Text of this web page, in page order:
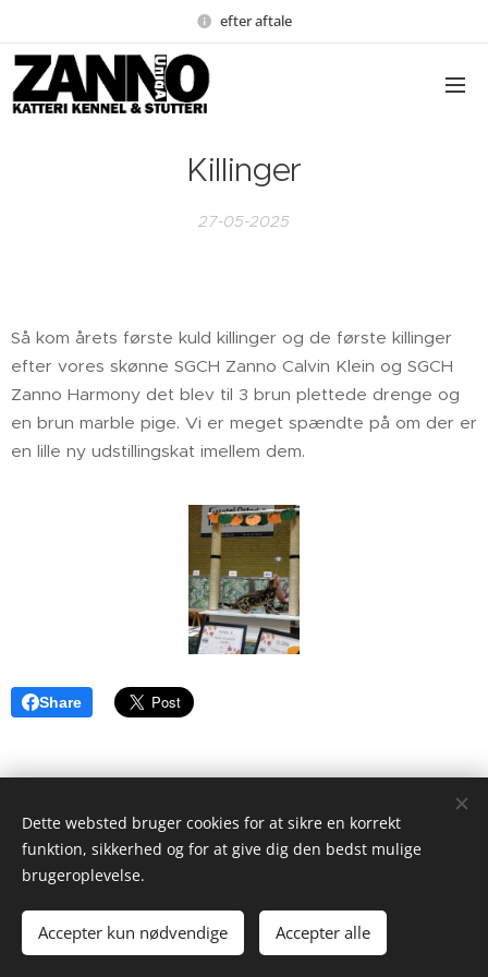
efter aftale
Killinger
27-05-2025
Så kom årets første kuld killinger og de første killinger
efter vores skønne SGCH Zanno Calvin Klein og SGCH
Zanno Harmony det blev til 3 brun plettede drenge og
en brun marble pige. Vi er meget spændte på om der er
en lille ny udstillingskat imellem dem.
Share
rettigheder forbeholdes..
Cookies
Dette websted bruger cookies for at sikre en korrekt
funktion, sikkerhed og for at give dig den bedst mulige
brugeroplevelse.
Accepter kun nødvendige Accepter alle